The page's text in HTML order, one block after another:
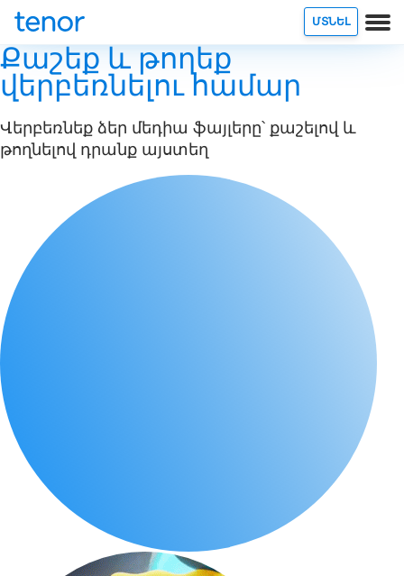
ՄՏՆԵԼ
Քաշեք և թողեք
վերբեռնելու համար
Վերբեռնեք ձեր մեդիա ֆայլերը՝ քաշելով և
թողնելով դրանք այստեղ